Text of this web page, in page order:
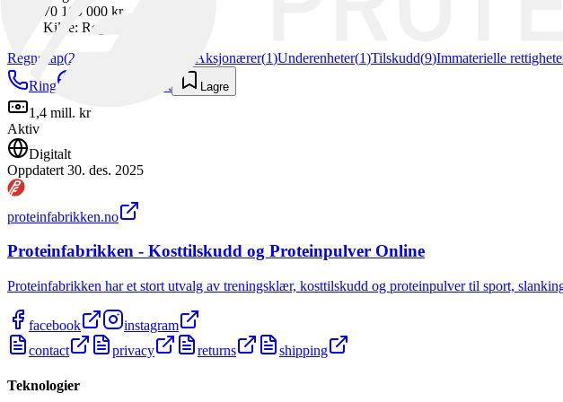
70 169 000 kr
Kilde: Regnskapsregisteret
Regnskap(24 Aksjonærer(1)Underenheter(1)Tilskudd(9)Immaterielle
Ring
Kart Lagre
1,4 mill. kr
Aktiv
Digitalt
Oppdatert 30. des. 2025
proteinfabrikken.no
Proteinfabrikken - Kosttilskudd og Proteinpulver Online
Proteinfabrikken har et stort utvalg av treningsklær, kosttilskudd og proteinpulver til sport,
facebook
instagram
contact
privacy returns shipping
Teknologier